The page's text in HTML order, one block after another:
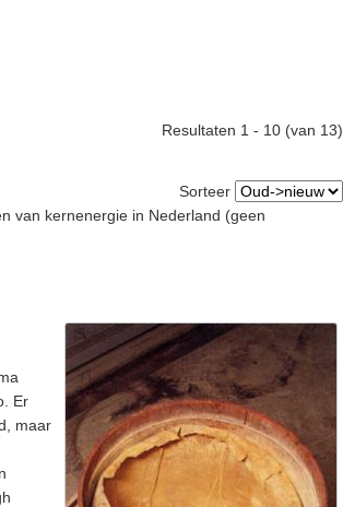
Resultaten 1 - 10 (van 13)
Sorteer
van kernenergie in Nederland (geen
Er
maar